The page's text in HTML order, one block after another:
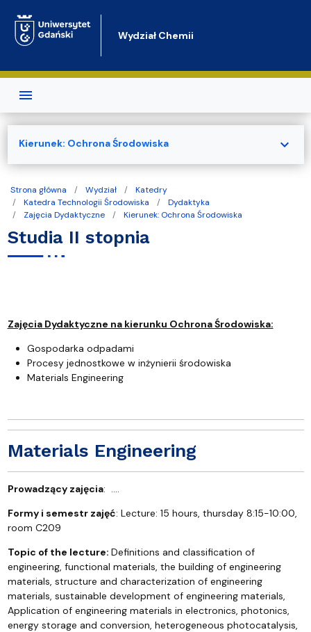
Wydział Chemii
Strona główna Wydział
Katedry
Katedra Technologii Środowiska
Dydaktyka
Zajęcia Dydaktyczne
Kierunek: Ochrona Środowiska
Studia II stopnia
Zajęcia Dydaktyczne na kierunku Ochrona Środowiska:
Gospodarka odpadami
Procesy jednostkowe w inżynierii środowiska
Materials Engineering
Materials Engineering
Prowadzący zajęcia: ....
Formy i semestr zajęć: Lecture: 15 hours, thursday 8:15-10:00,
room C209
Topic of the lecture: Definitions and classification of
engineering, functional materials, the building of engineering
materials, structure and characterization of engineering
materials, sustainable development of engineering materials,
Application of engineering materials in electronics, photonics,
energy storage and conversion, heterogeneous photocatalysis,
Kierunek: Ochrona Środowiska expand_more